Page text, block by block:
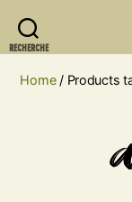
RECHERCHE
Home/ Products